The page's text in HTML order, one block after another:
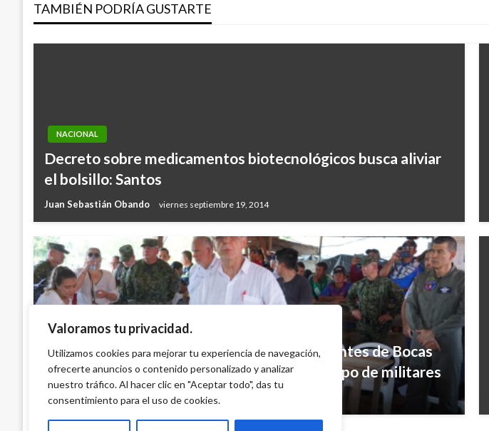
Valoramos tu privacidad.
Utilizamos cookies para mejorar tu experiencia de navegación,
ofrecerte anuncios o contenido personalizado y analizar
nuestro tráfico. Al hacer clic en "Aceptar todo", das tu
consentimiento para el uso de cookies.
entradas
TAMBIÉN PODRÍA GUSTARTE
NACIONAL
Decreto sobre medicamentos biotecnológicos busca aliviar
el bolsillo: Santos
Juan Sebastián Obando viernes septiembre 19, 2014
NACIONAL
MinDefensa presentó disculpas a los habitantes de Bocas
del Manso en Tierralta por atropellos de grupo de militares
Ariel Cabrera jueves septiembre 21, 2023